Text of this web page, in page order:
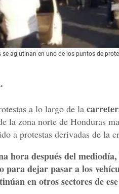
se aglutinan en uno de los puntos de
a lo largo de la
la zona norte de Honduras
a protestas derivadas de la
hora después del
para dejar pasar a los
en otros sectores de